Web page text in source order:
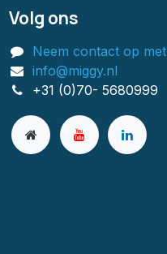
Volg ons
Neem contact op
info@miggy.nl
+31 (0)70- 5680999